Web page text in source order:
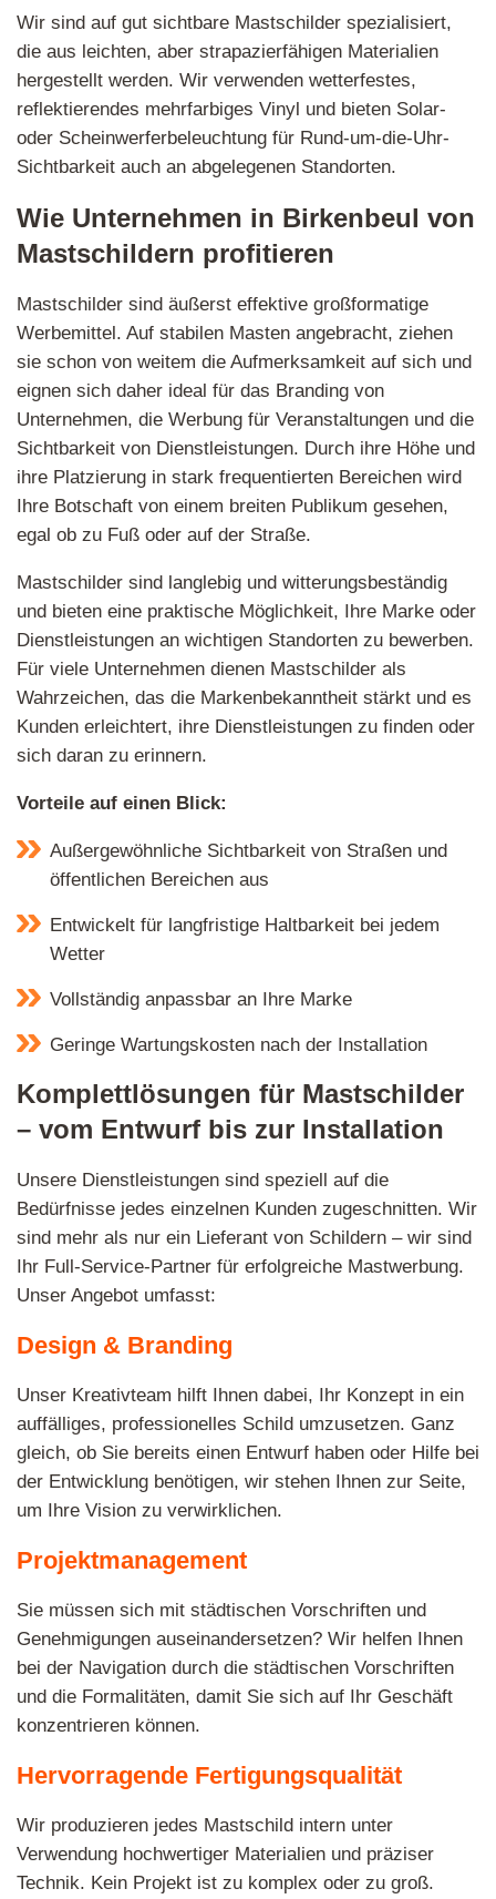
Wir sind auf gut sichtbare Mastschilder spezialisiert,
die aus leichten, aber strapazierfähigen Materialien
hergestellt werden. Wir verwenden wetterfestes,
reflektierendes mehrfarbiges Vinyl und bieten Solar-
oder Scheinwerferbeleuchtung für Rund-um-die-Uhr-
Sichtbarkeit auch an abgelegenen Standorten.
Wie Unternehmen in Birkenbeul von
Mastschildern profitieren
Mastschilder sind äußerst effektive großformatige
Werbemittel. Auf stabilen Masten angebracht, ziehen
sie schon von weitem die Aufmerksamkeit auf sich und
eignen sich daher ideal für das Branding von
Unternehmen, die Werbung für Veranstaltungen und die
Sichtbarkeit von Dienstleistungen. Durch ihre Höhe und
ihre Platzierung in stark frequentierten Bereichen wird
Ihre Botschaft von einem breiten Publikum gesehen,
egal ob zu Fuß oder auf der Straße.
Mastschilder sind langlebig und witterungsbeständig
und bieten eine praktische Möglichkeit, Ihre Marke oder
Dienstleistungen an wichtigen Standorten zu bewerben.
Für viele Unternehmen dienen Mastschilder als
Wahrzeichen, das die Markenbekanntheit stärkt und es
Kunden erleichtert, ihre Dienstleistungen zu finden oder
sich daran zu erinnern.
Vorteile auf einen Blick:
Außergewöhnliche Sichtbarkeit von Straßen und
öffentlichen Bereichen aus
Entwickelt für langfristige Haltbarkeit bei jedem
Wetter
Vollständig anpassbar an Ihre Marke
Geringe Wartungskosten nach der Installation
Komplettlösungen für Mastschilder
– vom Entwurf bis zur Installation
Unsere Dienstleistungen sind speziell auf die
Bedürfnisse jedes einzelnen Kunden zugeschnitten. Wir
sind mehr als nur ein Lieferant von Schildern – wir sind
Ihr Full-Service-Partner für erfolgreiche Mastwerbung.
Unser Angebot umfasst:
Design & Branding
Unser Kreativteam hilft Ihnen dabei, Ihr Konzept in ein
auffälliges, professionelles Schild umzusetzen. Ganz
gleich, ob Sie bereits einen Entwurf haben oder Hilfe bei
der Entwicklung benötigen, wir stehen Ihnen zur Seite,
um Ihre Vision zu verwirklichen.
Projektmanagement
Sie müssen sich mit städtischen Vorschriften und
Genehmigungen auseinandersetzen? Wir helfen Ihnen
bei der Navigation durch die städtischen Vorschriften
und die Formalitäten, damit Sie sich auf Ihr Geschäft
konzentrieren können.
Hervorragende Fertigungsqualität
Wir produzieren jedes Mastschild intern unter
Verwendung hochwertiger Materialien und präziser
Technik. Kein Projekt ist zu komplex oder zu groß.